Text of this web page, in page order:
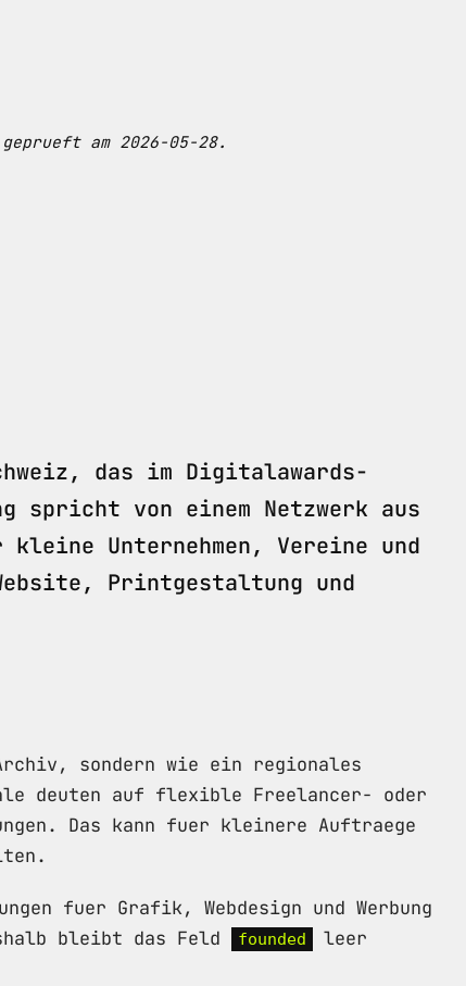
am 2026-05-28.
das im Digitalawards-
von einem Netzwerk aus
Unternehmen, Vereine und
Printgestaltung und
sondern wie ein regionales
deuten auf flexible Freelancer- oder
Das kann fuer kleinere Auftraege
fuer Grafik, Webdesign und Werbung
bleibt das Feld
founded
leer